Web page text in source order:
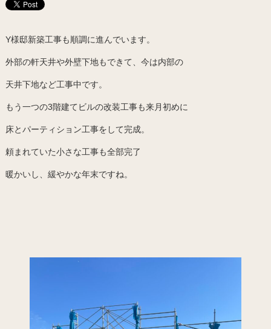
Y様邸新築工事も順調に進んでいます。
外部の軒天井や外壁下地もできて、今は内部の
天井下地など工事中です。
もう一つの3階建てビルの改装工事も来月初めに
床とパーティション工事をして完成。
頼まれていた小さな工事も全部完了
暖かいし、緩やかな年末ですね。